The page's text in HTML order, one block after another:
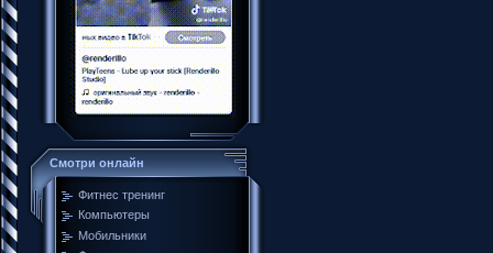
Смотри онлайн
Фитнес тренинг
Компьютеры
Мобильники